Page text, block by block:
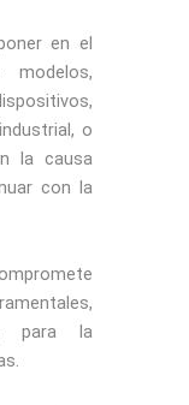
en el
o
la causa
con la
para la